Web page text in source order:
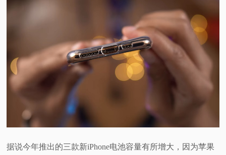
据说今年推出的三款新iPhone电池容量有所增大，因为苹果